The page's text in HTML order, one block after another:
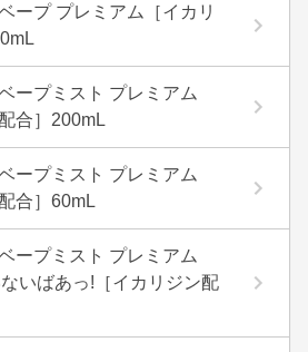
ープ プレミアム［イカリ
ープミスト プレミアム
合］200mL
ープミスト プレミアム
合］60mL
ープミスト プレミアム
いばあっ!［イカリジン配